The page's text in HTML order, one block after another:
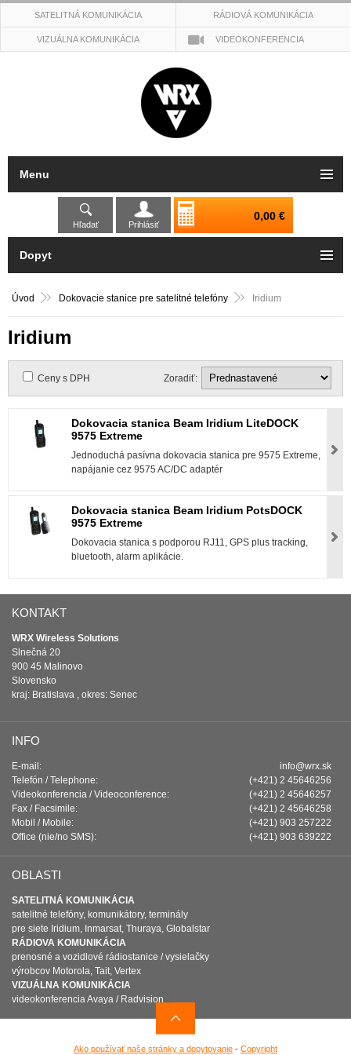
SATELITNÁ KOMUNIKÁCIA RÁDIOVÁ KOMUNIKÁCIA
VIZUÁLNA KOMUNIKÁCIA VIDEOKONFERENCIA
Hľadať Prihlásiť
0,00 €
Úvod Dokovacie stanice pre satelitné telefóny Iridium
Iridium
Ceny s DPH Zoradiť:
Dokovacia stanica Beam Iridium LiteDOCK
9575 Extreme
Jednoduchá pasívna dokovacia stanica pre 9575 Extreme,
napájanie cez 9575 AC/DC adaptér
Dokovacia stanica Beam Iridium PotsDOCK
9575 Extreme
Dokovacia stanica s podporou RJ11, GPS plus tracking,
bluetooth, alarm aplikácie.
Dopyt
Menu
KONTAKT
WRX Wireless Solutions
Slnečná 20
900 45 Malinovo
Slovensko
kraj: Bratislava , okres: Senec
INFO
E-mail:
info@wrx.sk
Telefón / Telephone:
(+421) 2 45646256
Videokonferencia / Videoconference:
(+421) 2 45646257
Fax / Facsimile:
(+421) 2 45646258
Mobil / Mobile:
(+421) 903 257222
Office (nie/no SMS):
(+421) 903 639222
OBLASTI
SATELITNÁ KOMUNIKÁCIA
satelitné telefóny, komunikátory, terminály
pre siete Iridium, Inmarsat, Thuraya, Globalstar
RÁDIOVA KOMUNIKÁCIA
prenosné a vozidlové rádiostanice / vysielačky
výrobcov Motorola, Tait, Vertex
VIZUÁLNA KOMUNIKÁCIA
videokonferencia Avaya / Radvision
Ako používať naše stránky a dopytovanie - Copyright